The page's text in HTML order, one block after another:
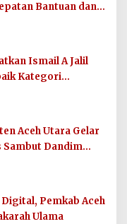
Bantuan dan
Ismail A Jalil
Kategori
Publik
Aceh Utara Gelar
Sambut Dandim
Pemkab Aceh
Ulama